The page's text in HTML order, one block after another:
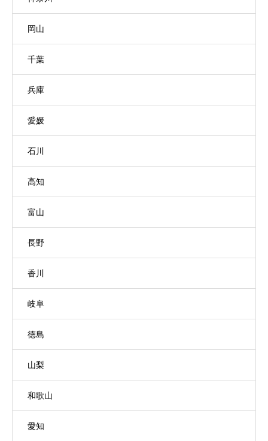
岡山
千葉
兵庫
愛媛
石川
高知
富山
長野
香川
岐阜
徳島
山梨
和歌山
愛知